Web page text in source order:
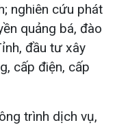
nghiên cứu phát
quảng bá, đào
đầu tư xây
cấp điện, cấp
trình dịch vụ,